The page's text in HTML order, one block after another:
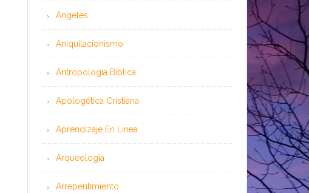
Angeles
Aniquilacionismo
Antropología Bíblica
Apologética Cristiana
Aprendizaje En Línea
Arqueología
Arrepentimiento